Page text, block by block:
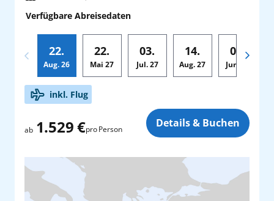
Verfügbare Abreisedaten
22.
Aug. 26
22.
Mai 27
03.
Jul.27
14.
Aug. 27
03.
Jun.
Zusatzinkl. Flug
ab 1.529 €pro Person Details & Buchen